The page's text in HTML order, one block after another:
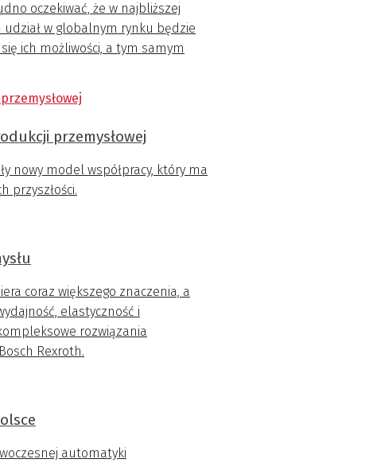
oczekiwać, że w najbliższej
udział w globalnym rynku będzie
ich możliwości, a tym samym
przemysłowej
nowy model współpracy, który ma
przyszłości.
coraz większego znaczenia, a
elastyczność i
rozwiązania
Rexroth.
automatyki